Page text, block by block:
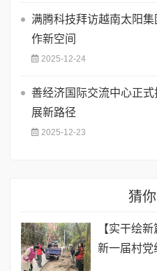
满腾科技拜访越南太阳
作新空间
2025-12-24
善经济国际交流中心正
展新路径
2025-12-23
猜
【实干绘
新一届村党